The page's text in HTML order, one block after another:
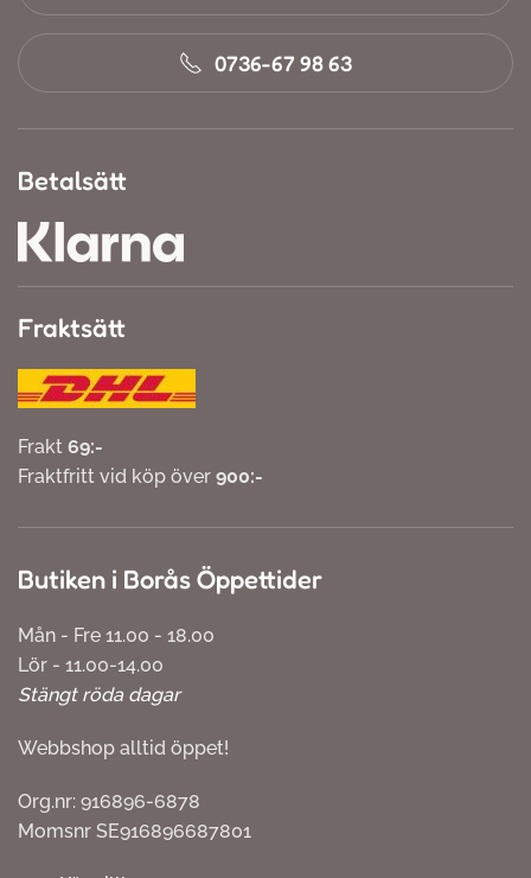
0736-67 98 63
Betalsätt
Fraktsätt
Frakt 69:-
Fraktfritt vid köp över 900:-
Butiken i Borås Öppettider
Mån - Fre 11.00 - 18.00
Lör - 11.00-14.00
Stängt röda dagar
Webbshop alltid öppet!
Org.nr: 916896-6878
Momsnr SE916896687801